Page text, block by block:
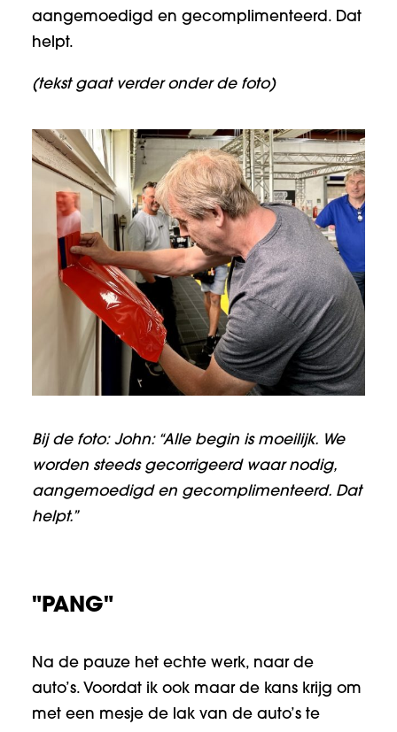
aangemoedigd en gecomplimenteerd. Dat
helpt.
(tekst gaat verder onder de foto)
Bij de foto: John: “Alle begin is moeilijk. We
worden steeds gecorrigeerd waar nodig,
aangemoedigd en gecomplimenteerd. Dat
helpt.”
"PANG"
Na de pauze het echte werk, naar de
auto’s. Voordat ik ook maar de kans krijg om
met een mesje de lak van de auto’s te